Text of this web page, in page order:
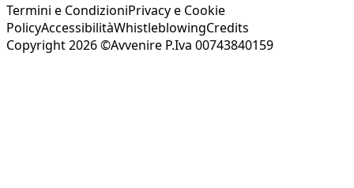
Termini e CondizioniPrivacy e Cookie
PolicyAccessibilitàWhistleblowingCredits
Copyright 2026 ©Avvenire P.Iva 00743840159